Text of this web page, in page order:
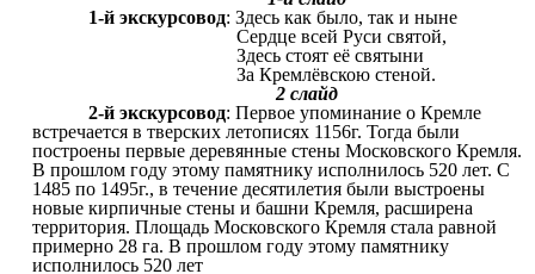
1-й экскурсовод: Здесь как было, так и ныне
Сердце всей Руси святой,
Здесь стоят её святыни
За Кремлёвскою стеной.
2 слайд
2-й экскурсовод: Первое упоминание о Кремле
встречается в тверских летописях 1156г. Тогда были
построены первые деревянные стены Московского Кремля.
В прошлом году этому памятнику исполнилось 520 лет. С
1485 по 1495г., в течение десятилетия были выстроены
новые кирпичные стены и башни Кремля, расширена
территория. Площадь Московского Кремля стала равной
примерно 28 га. В прошлом году этому памятнику
исполнилось 520 лет